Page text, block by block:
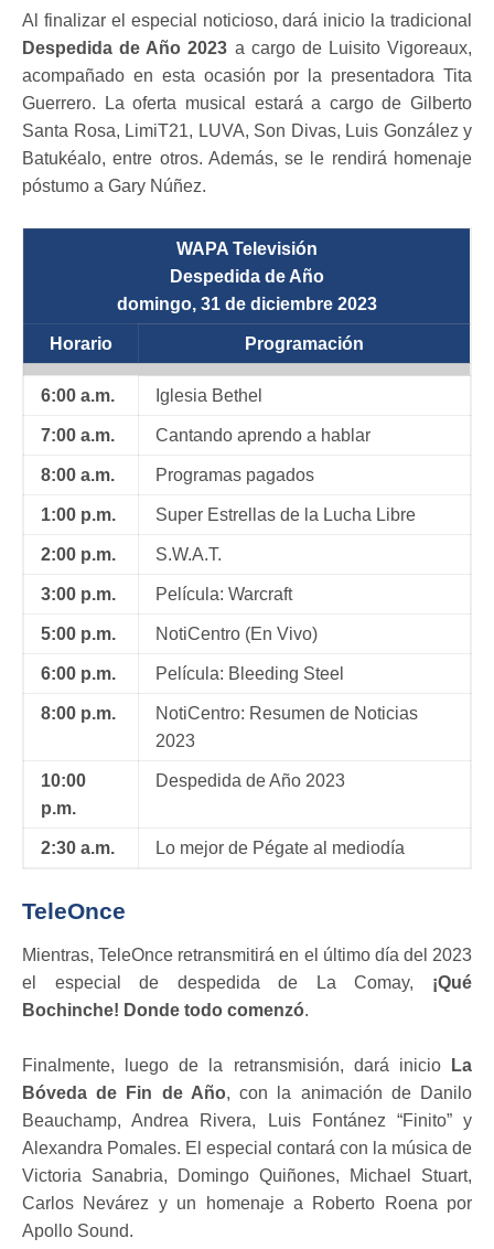
Al finalizar el especial noticioso, dará inicio la tradicional
Despedida de Año 2023 a cargo de Luisito Vigoreaux,
acompañado en esta ocasión por la presentadora Tita
Guerrero. La oferta musical estará a cargo de Gilberto
Santa Rosa, LimiT21, LUVA, Son Divas, Luis González y
Batukéalo, entre otros. Además, se le rendirá homenaje
póstumo a Gary Núñez.
WAPA Televisión
Despedida de Año
domingo, 31 de diciembre 2023
Horario Programación
6:00 a.m. Iglesia Bethel
7:00 a.m. Cantando aprendo a hablar
8:00 a.m. Programas pagados
1:00 p.m. Super Estrellas de la Lucha Libre
2:00 p.m. S.W.A.T.
3:00 p.m. Película: Warcraft
5:00 p.m. NotiCentro (En Vivo)
6:00 p.m. Película: Bleeding Steel
8:00 p.m.
NotiCentro: Resumen de Noticias
2023
10:00
p.m.
Despedida de Año 2023
2:30 a.m. Lo mejor de Pégate al mediodía
TeleOnce
Mientras, TeleOnce retransmitirá en el último día del 2023
el especial de despedida de La Comay, ¡Qué
Bochinche! Donde todo comenzó.
Finalmente, luego de la retransmisión, dará inicio
La
Bóveda de Fin de Año, con la animación de Danilo
Beauchamp, Andrea Rivera, Luis Fontánez “Finito” y
Alexandra Pomales. El especial contará con la música de
Victoria Sanabria, Domingo Quiñones, Michael Stuart,
Carlos Nevárez y un homenaje a Roberto Roena por
Apollo Sound.